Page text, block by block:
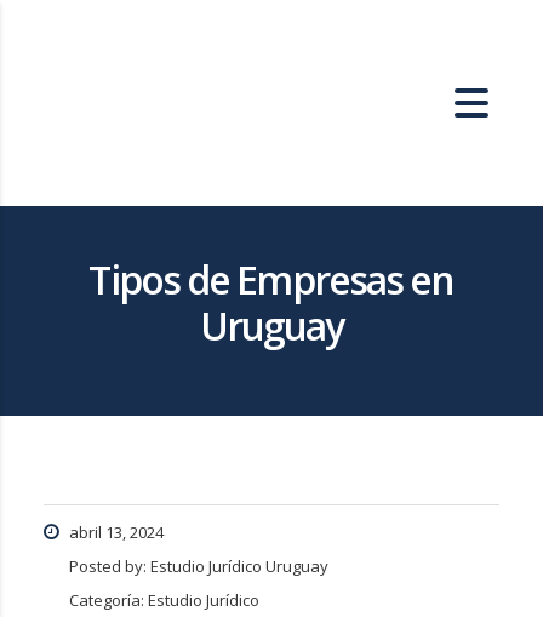
Tipos de Empresas en
Uruguay
abril 13, 2024
Posted by: Estudio Jurídico Uruguay
Categoría: Estudio Jurídico